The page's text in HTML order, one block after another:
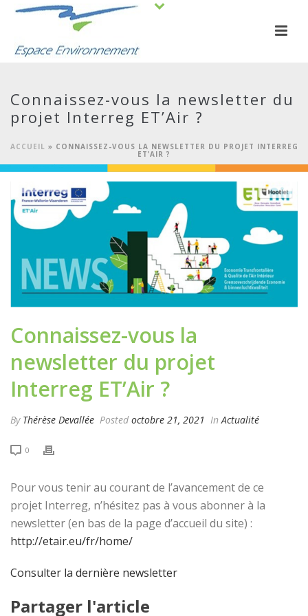
Connaissez-vous la newsletter du
projet Interreg ET’Air ?
ACCUEIL » CONNAISSEZ-VOUS LA NEWSLETTER DU PROJET INTERREG
ET’AIR ?
Connaissez-vous la
newsletter du projet
Interreg ET’Air ?
By Thérèse Devallée Posted octobre 21, 2021 InActualité
0
Pour vous tenir au courant de l’avancement de ce
projet Interreg, n’hésitez pas à vous abonner à la
newsletter (en bas de la page d’accueil du site) :
http://etair.eu/fr/home/
Consulter la dernière newsletter
Partager l'article